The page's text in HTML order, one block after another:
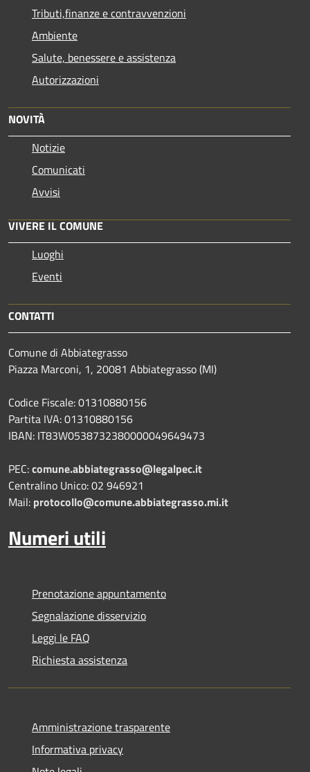
Tributi,finanze e contravvenzioni
Ambiente
Salute, benessere e assistenza
Autorizzazioni
NOVITÀ
Notizie
Comunicati
Avvisi
VIVERE IL COMUNE
Luoghi
Eventi
CONTATTI
Comune di Abbiategrasso
Piazza Marconi, 1, 20081 Abbiategrasso (MI)
Codice Fiscale: 01310880156
Partita IVA: 01310880156
IBAN: IT83W0538732380000049649473
PEC:comune.abbiategrasso@legalpec.it
Centralino Unico: 02 946921
Mail: protocollo@comune.abbiategrasso.mi.it
Numeri utili
Prenotazione appuntamento
Segnalazione disservizio
Leggi le FAQ
Richiesta assistenza
Amministrazione trasparente
Informativa privacy